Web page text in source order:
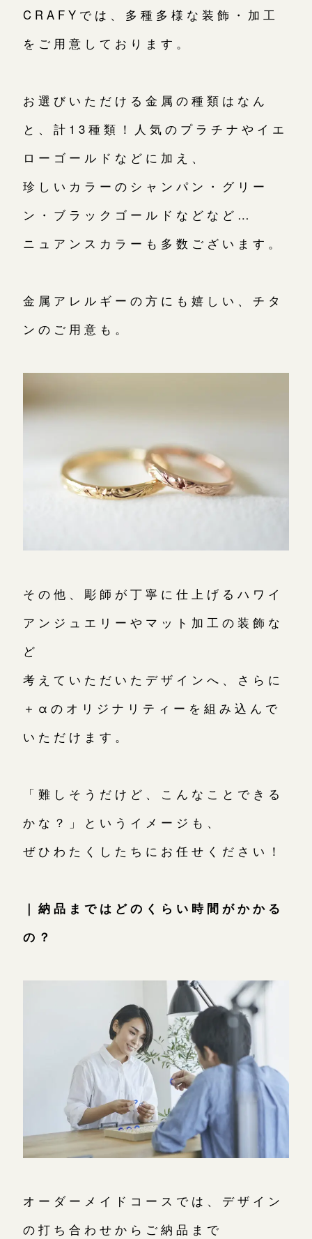
CRAFYでは、多種多様な装飾・加工
をご用意しております。
お選びいただける金属の種類はなん
と、計13種類！人気のプラチナやイエ
ローゴールドなどに加え、
珍しいカラーのシャンパン・グリー
ン・ブラックゴールドなどなど…
ニュアンスカラーも多数ございます。
金属アレルギーの方にも嬉しい、チタ
ンのご用意も。
その他、彫師が丁寧に仕上げるハワイ
アンジュエリーやマット加工の装飾な
ど
考えていただいたデザインへ、さらに
＋αのオリジナリティーを組み込んで
いただけます。
「難しそうだけど、こんなことできる
かな？」というイメージも、
ぜひわたくしたちにお任せください！
｜納品まではどのくらい時間がかかる
の？
オーダーメイドコースでは、デザイン
の打ち合わせからご納品まで